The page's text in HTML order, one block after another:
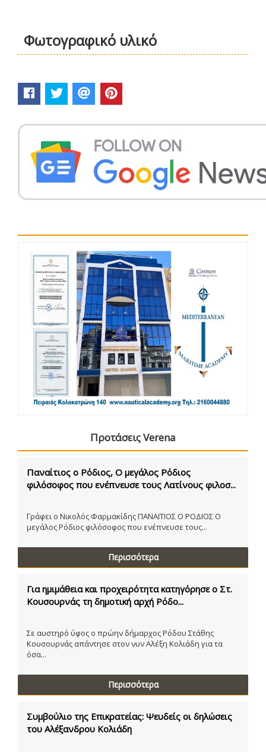
Φωτογραφικό υλικό
Προτάσεις Verena
Παναίτιος ο Ρόδιος, Ο μεγάλος Ρόδιος
φιλόσοφος που ενέπνευσε τους Λατίνους φιλοσ...
Γράφει ο Νικολός Φαρμακίδης ΠΑΝΑΙΤΙΟΣ Ο ΡΟΔΙΟΣ Ο
μεγάλος Ρόδιος φιλόσοφος που ενέπνευσε τους...
Περισσότερα
Για ημιμάθεια και προχειρότητα κατηγόρησε ο Στ.
Κουσουρνάς τη δημοτική αρχή Ρόδο...
Σε αυστηρό ύφος ο πρώην δήμαρχος Ρόδου Στάθης
Κουσουρνάς απάντησε στον νυν Αλέξη Κολιάδη για τα
όσα...
Περισσότερα
Συμβούλιο της Επικρατείας: Ψευδείς οι δηλώσεις
του Αλέξανδρου Κολιάδη